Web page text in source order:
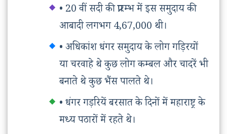
• 20 वीं सदी की प्रारम्भ में इस समुदाय की
आबादी लगभग 4,67,000 थी।
• अधिकांश धंगर समुदाय के लोग गड़िरयों
या चरवाहे थे कुछ लोग कम्बल और चादरें भी
बनाते थे कुछ भैंस पालते थे।
• धंगर गड़रियें बरसात के दिनों में महाराष्ट्र के
मध्य पठारों में रहते थे।